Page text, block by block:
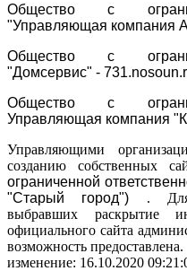
Общество с
"Управляющая компания
Общество с
"Домсервис" -
Общество с
Управляющая компания
Управляющими
созданию собственных
ограниченной
"Старый город") . Для
выбравших раскрытие
официального сайта
возможность предоставлена.
изменение: 16.10.2020